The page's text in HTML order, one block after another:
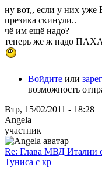
ну вот,, если у них
презика скинули..
чё им ещё надо?
теперь же ж надо
Войдите или
возможность
Втр, 15/02/2011 - 18:28
Angela
участник
Re: Глава МВД Италии
Туниса с кр